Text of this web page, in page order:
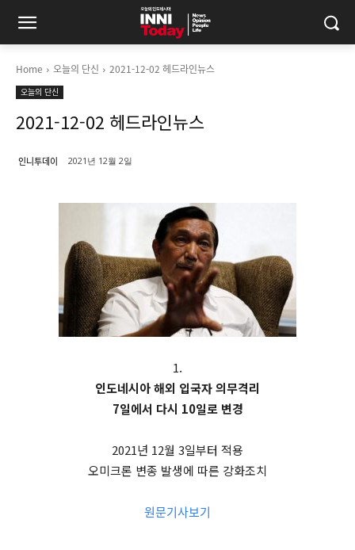
Home 오늘의 단신 2021-12-02 헤드라인뉴스
오늘의 단신
2021-12-02 헤드라인뉴스
인니투데이 2021년 12월 2일
1.
인도네시아 해외 입국자 의무격리
7일에서 다시 10일로 변경
2021년 12월 3일부터 적용
오미크론 변종 발생에 따른 강화조치
원문기사보기